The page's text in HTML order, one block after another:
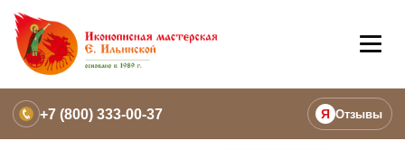
+7 (800) 333-00-37 Я Отзывы